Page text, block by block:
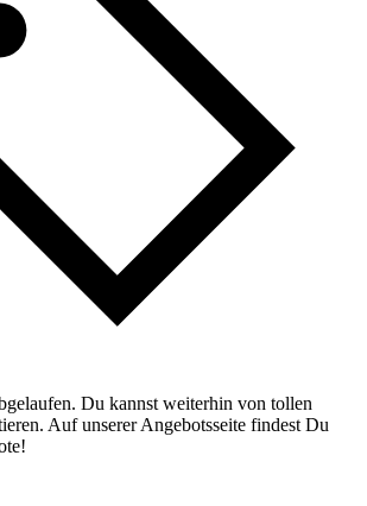
Du kannst weiterhin von tollen
Auf unserer Angebotsseite findest Du